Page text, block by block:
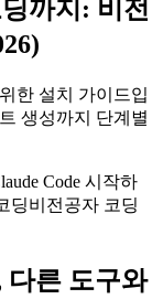
까지: 비전
한 설치 가이드입
생성까지 단계별
Code 시작하
딩비전공자 코딩
다른 도구와